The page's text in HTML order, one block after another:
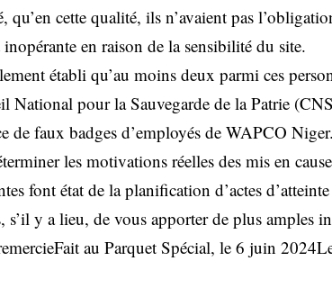
cette qualité, ils n’avaient pas
en raison de la sensibilité du site.
établi qu’au moins deux parmi ces
National pour la Sauvegarde de la Patrie
de faux badges d’employés de WAPCO
les motivations réelles des mis en
font état de la planification d’actes
s’il y a lieu, de vous apporter de plus amples
au Parquet Spécial, le 6 juin